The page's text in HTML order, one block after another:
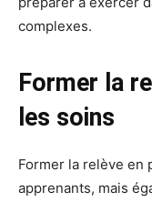
complexes.
Former la
les soins
Former la relève en
apprenants, mais